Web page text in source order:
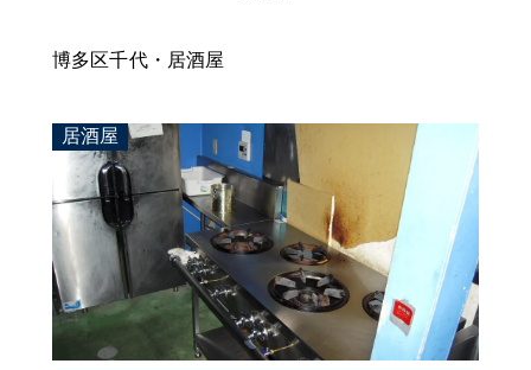
博多区千代・居酒屋
居酒屋